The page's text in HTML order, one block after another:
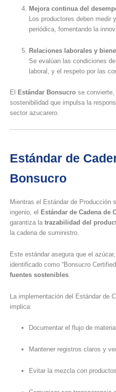
Mejora continua del
Los productores deben medir
periódica, fomentando la
Relaciones laborales y
Se evalúan las condiciones
laboral, y el respeto por las
El Estándar Bonsucro se
sostenibilidad que impulsa la
sector azucarero.
Estándar de
Bonsucro
Mientras el Estándar de Producción
ingenio, el Estándar de Cadena de
garantiza la trazabilidad del
la cadena de suministro.
Este estándar asegura que el
identificado como “Bonsucro
fuentes sostenibles
La implementación del Estándar de
implica:
Documentar el flujo de
Mantener registros claros y
Evitar la mezcla con